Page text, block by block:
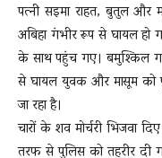
पत्नी सइमा राहत, बुतुल और
अबिहा गंभीर रूप से घायल हो
के साथ पहुंच गए। बमुश्किल
से घायल युवक और मासूम को
जा रहा है।
चारों के शव मोर्चरी भिजवा
तरफ से पुलिस को तहरीर दी